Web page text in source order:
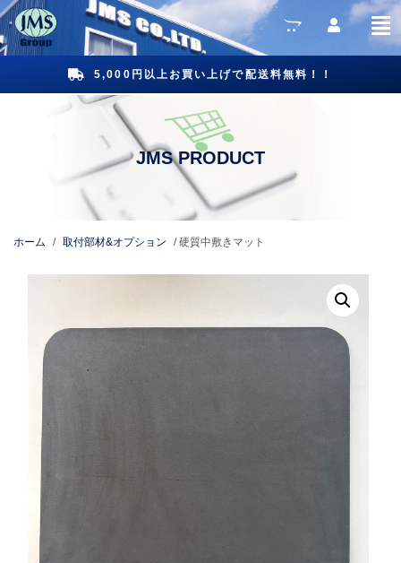
5,000円以上お買い上げで配送料無料！！
ホーム / 取付部材&オプション / 硬質中敷きマット